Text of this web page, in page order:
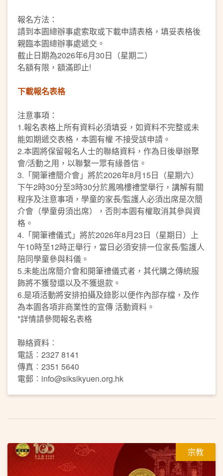
報名方法：
請到本園總辦事處索取或下載申請表格，填妥表格後
親臨本園總辦事處遞交。
截止日期為2026年6月30日（星期二）
名額有限，額滿即止!
下載報名表格
注意事項：
1.報名表格上所有資料必須填妥，如資料不完整或未
能如期遞交表格，本園有權 不接受該申請。
2.本園將保留報名人士的聯絡資料，作為日後舉辦聚
會/活動之用，以聯繫一眾有緣善信。
3.「開筆禮簡介會」將於2026年8月15日（星期六）
下午2時30分至3時30分於鳳鳴樓禮堂舉行，講解有關
程序及注意事項，學童的家長/監護人必須出席是次簡
介會（學童毋須出席），否則本園有權取消其參與資
格。
4.「開筆禮儀式」將於2026年8月23日（星期日）上
午10時至12時正舉行，當日必須安排一位家長/監護人
陪同學童參與科儀。
5.未能出席簡介會和開筆禮儀式者，其代購之傳統服
飾將不獲發還以及不獲退款。
6.是項活動將安排拍攝及錄影以便作內部存檔，及作
為本園各項非商業性的宣傳 活動資料。
*詳情請參閱報名表格
聯絡資料︰
電話︰2327 8141
傳真︰2351 5640
電郵︰info@siksikyuen.org.hk
宗教